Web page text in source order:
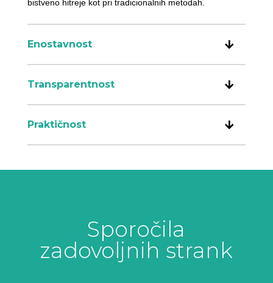
bistveno hitreje kot pri tradicionalnih metodah.
Enostavnost
Transparentnost
Praktičnost
Sporočila
zadovoljnih strank